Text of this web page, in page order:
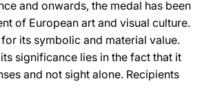
and onwards, the medal has been
of European art and visual culture.
its symbolic and material value.
significance lies in the fact that it
and not sight alone. Recipients